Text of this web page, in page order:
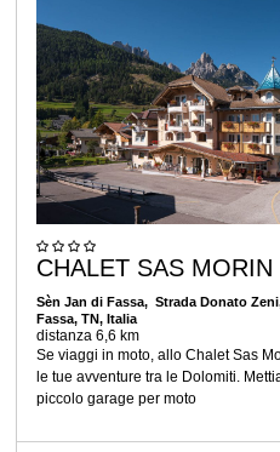
CHALET SAS MORIN
Sèn Jan di Fassa, Strada Donato
Fassa, TN, Italia
distanza 6,6 km
Se viaggi in moto, allo Chalet Sas
le tue avventure tra le Dolomiti.
piccolo garage per moto